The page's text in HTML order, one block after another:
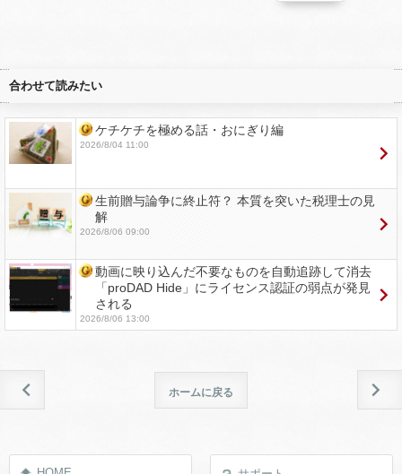
合わせて読みたい
ケチケチを極める話・おにぎり編
2026/8/04 11:00
生前贈与論争に終止符？ 本質を突いた税理士の見
解
2026/8/06 09:00
動画に映り込んだ不要なものを自動追跡して消去
「proDAD Hide」にライセンス認証の弱点が発見
される
2026/8/06 13:00
ホームに戻る